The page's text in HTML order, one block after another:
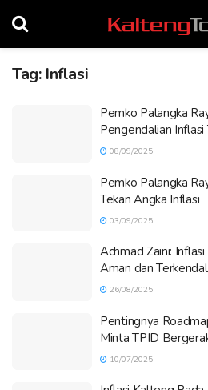
Tag: Inflasi
Pemko Palangka
Pengendalian
08/09/2025
Pemko Palangka
Tekan Angka Inflasi
03/09/2025
Achmad Zaini:
Aman dan
26/08/2025
Pentingnya
Minta TPID
10/07/2025